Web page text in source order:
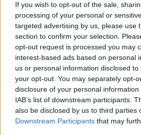
If you wish to opt-out of the sale,
processing of your personal or
targeted advertising by us, please use
section to confirm your selection.
opt-out request is processed you may
interest-based ads based on personal
us or personal information disclosed
your opt-out. You may separately opt-
disclosure of your personal
IAB’s list of downstream participants.
also be disclosed by us to third parties
Downstream Participants that may
contra. En efecto, terminó
en la primera ronda delWTA 250
pesar de la desventaja en el
dejó de luchar y consiguió una
seguir cogiendo ritmo de cara a